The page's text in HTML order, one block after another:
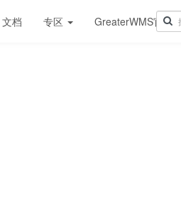
文档 专区 GreaterWMS官网